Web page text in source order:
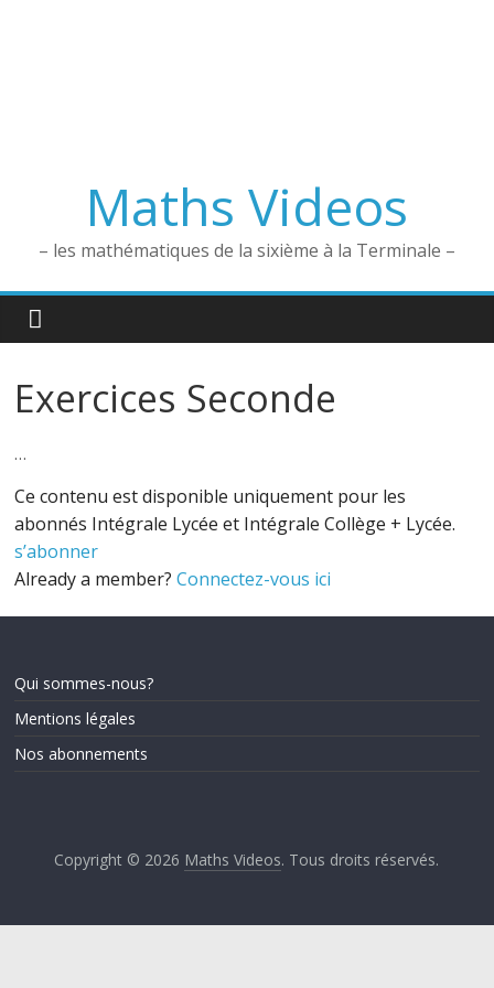
Maths Videos
– les mathématiques de la sixième à la Terminale –
Exercices Seconde
…
Ce contenu est disponible uniquement pour les
abonnés Intégrale Lycée et Intégrale Collège + Lycée.
s’abonner
Already a member?Connectez-vous ici
Qui sommes-nous?
Mentions légales
Nos abonnements
Copyright © 2026 Maths Videos. Tous droits réservés.